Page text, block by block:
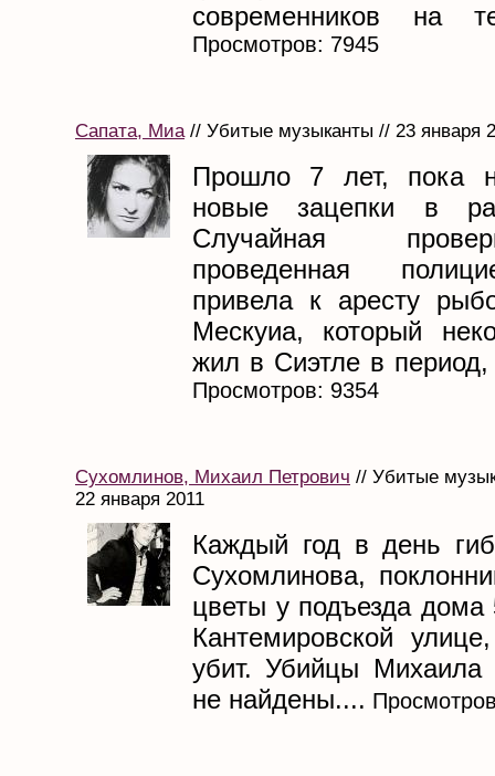
современников на
Просмотров: 7945
Сапата, Миа// Убитые музыканты // 23 января
Прошло 7 лет, пока
новые зацепки в
Случайная
проведенная
привела к аресту
Мескуиа, который
жил в Сиэтле в
Просмотров: 9354
Сухомлинов, Михаил Петрович // Убитые
22 января 2011
Каждый год в день
Сухомлинова,
цветы у подъезда дома
Кантемировской
убит. Убийцы Михаила
не найдены....